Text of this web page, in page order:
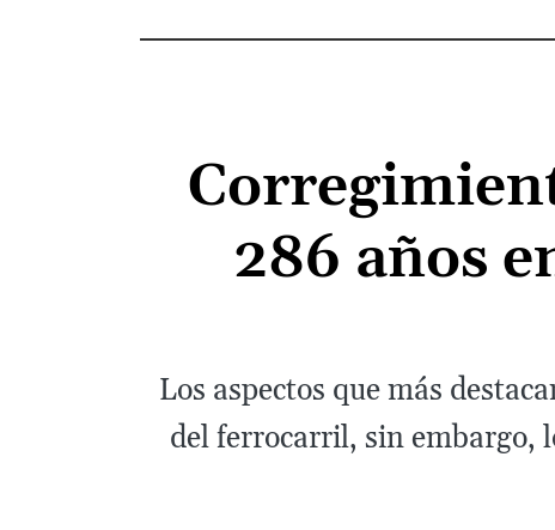
286 años
Los aspectos que más
del ferrocarril, sin embargo,